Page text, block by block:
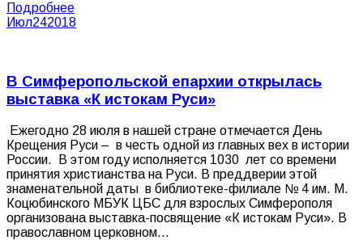
Подробнее
Июл242018
В Симферопольской епархии открылась
выставка «К истокам Руси»
Ежегодно 28 июля в нашей стране отмечается День
Крещения Руси – в честь одной из главных вех в истории
России. В этом году исполняется 1030 лет со времени
принятия христианства на Руси. В преддверии этой
знаменательной даты в библиотеке-филиале № 4 им. М.
Коцюбинского МБУК ЦБС для взрослых Симферополя
организована выставка-посвящение «К истокам Руси». В
православном церковном…